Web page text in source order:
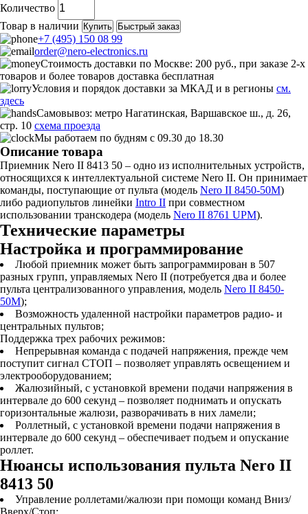
Количество
Товар в наличии Купить Быстрый заказ
+7 (495) 150 08 99
order@nero-electronics.ru
Стоимость доставки по Москве: 200 руб., при заказе 2-х
товаров и более товаров доставка бесплатная
Условия и порядок доставки за МКАД и в регионы см.
здесь
Самовывоз: метро Нагатинская, Варшавское ш., д. 26,
стр. 10 схема проезда
Мы работаем по будням с 09.30 до 18.30
Описание товара
Приемник Nero II 8413 50 – одно из исполнительных устройств,
относящихся к интеллектуальной системе Nero II. Он принимает
команды, поступающие от пульта (модель Nero II 8450-50М)
либо радиопультов линейки Intro II при совместном
использовании транскодера (модель Nero II 8761 UPM).
Технические параметры
Настройка и программирование
Любой приемник может быть запрограммирован в 507
разных групп, управляемых Nero II (потребуется два и более
пульта централизованного управления, модель Nero II 8450-
50М);
Возможность удаленной настройки параметров радио- и
центральных пультов;
Поддержка трех рабочих режимов:
Непрерывная команда с подачей напряжения, прежде чем
поступит сигнал СТОП – позволяет управлять освещением и
электрооборудованием;
Жалюзийный, с установкой времени подачи напряжения в
интервале до 600 секунд – позволяет поднимать и опускать
горизонтальные жалюзи, разворачивать в них ламели;
Роллетный, с установкой времени подачи напряжения в
интервале до 600 секунд – обеспечивает подъем и опускание
роллет.
Нюансы использования пульта Nero II
8413 50
Управление роллетами/жалюзи при помощи команд Вниз/
Вверх/Стоп;